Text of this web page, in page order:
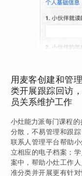
用麦客创建和管
类开展跟踪回访
员关系维护工作
小灶能力派每门课程
分散，不易管理和跟
联系人管理平台帮助
立相应的电子档案；
案中，帮助小灶工作
准分类并开展更有针